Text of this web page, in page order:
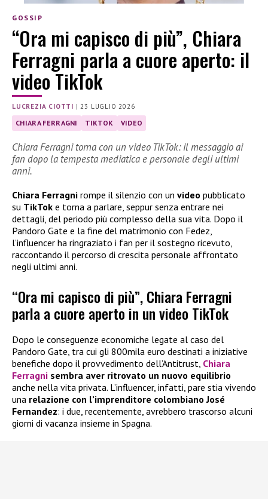
GOSSIP
“Ora mi capisco di più”, Chiara
Ferragni parla a cuore aperto: il
video TikTok
LUCREZIA CIOTTI |23 LUGLIO 2026
CHIARA FERRAGNI TIKTOK VIDEO
Chiara Ferragni torna con un video TikTok: il messaggio ai
fan dopo la tempesta mediatica e personale degli ultimi
anni.
Chiara Ferragni rompe il silenzio con un video pubblicato
su TikTok e torna a parlare, seppur senza entrare nei
dettagli, del periodo più complesso della sua vita. Dopo il
Pandoro Gate e la fine del matrimonio con Fedez,
l’influencer ha ringraziato i fan per il sostegno ricevuto,
raccontando il percorso di crescita personale affrontato
negli ultimi anni.
“Ora mi capisco di più”, Chiara Ferragni
parla a cuore aperto in un video TikTok
Dopo le conseguenze economiche legate al caso del
Pandoro Gate, tra cui gli 800mila euro destinati a iniziative
benefiche dopo il provvedimento dell’Antitrust, Chiara
Ferragni sembra aver ritrovato un nuovo equilibrio
anche nella vita privata. L’influencer, infatti, pare stia vivendo
una relazione con l’imprenditore colombiano José
Fernandez: i due, recentemente, avrebbero trascorso alcuni
giorni di vacanza insieme in Spagna.